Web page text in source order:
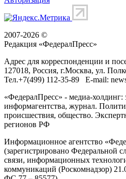
2007-2026 ©
Редакция «ФедералПресс»
Адрес для корреспонденции и
127018, Россия, г.Москва, ул.
Тел.+7(499) 112-35-89 E-mail:
«ФедералПресс» - медиа-холдинг:
информагентства, журнал.
происшествия, общество.
регионов РФ
Информационное агентство
(зарегистрировано Федеральной
связи, информационных
коммуникаций (Роскомнадзор)